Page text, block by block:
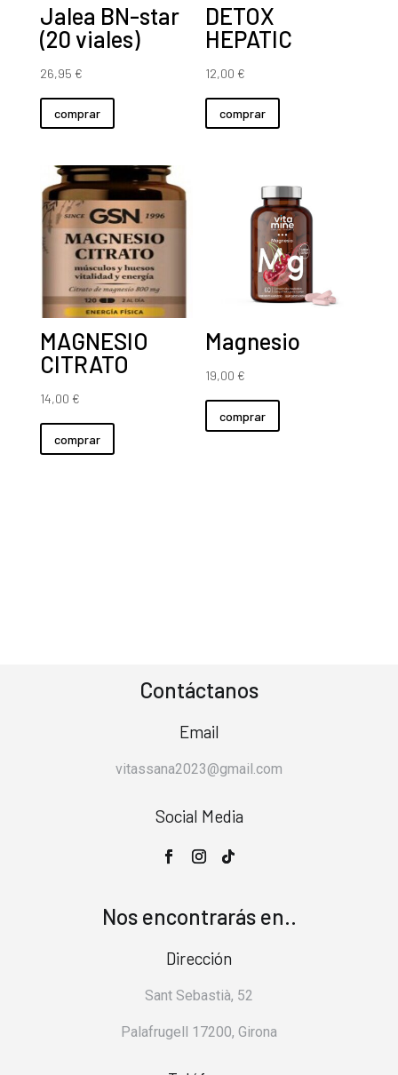
Jalea BN-star
(20 viales)
26,95 €
comprar
DETOX
HEPATIC
12,00 €
comprar
MAGNESIO
CITRATO
14,00 €
comprar
Magnesio
19,00 €
comprar
Contáctanos
Email
vitassana2023@gmail.com
Social Media
Nos encontrarás en..
Dirección
Sant Sebastià, 52
Palafrugell 17200, Girona